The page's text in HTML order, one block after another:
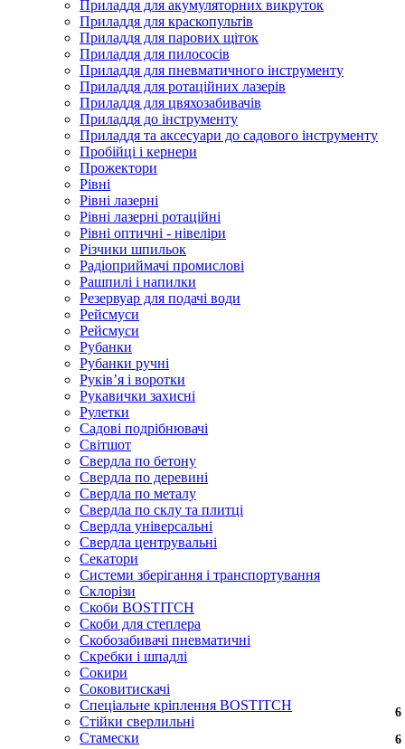
Приладдя для акумуляторних викруток
Приладдя для краскопультів
Приладдя для парових щіток
Приладдя для пилососів
Приладдя для пневматичного інструменту
Приладдя для ротаційних лазерів
Приладдя для цвяхозабивачів
Приладдя до інструменту
Приладдя та аксесуари до садового інструменту
Пробійці і кернери
Прожектори
Рівні
Рівні лазерні
Рівні лазерні ротаційні
Рівні оптичні - нівеліри
Різчики шпильок
Радіоприймачі промислові
Рашпилі і напилки
Резервуар для подачі води
Рейсмуси
Рейсмуси
Рубанки
Рубанки ручні
Руківʼя і воротки
Рукавички захисні
Рулетки
Садові подрібнювачі
Світшот
Свердла по бетону
Свердла по деревині
Свердла по металу
Свердла по склу та плитці
Свердла універсальні
Свердла центрувальні
Секатори
Системи зберігання і транспортування
Склорізи
Скоби BOSTITCH
Скоби для степлера
Скобозабивачі пневматичні
Скребки і шпадлі
Сокири
Соковитискачі
Спеціальне кріплення BOSTITCH
Стійки сверлильні
Стамески
6
6
6
6